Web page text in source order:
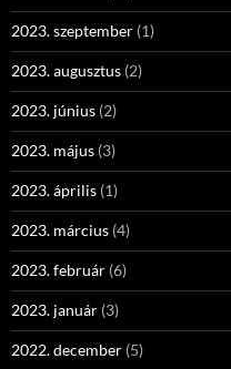
2023. szeptember (1)
2023. augusztus (2)
2023. június (2)
2023. május (3)
2023. április (1)
2023. március (4)
2023. február (6)
2023. január (3)
2022. december (5)